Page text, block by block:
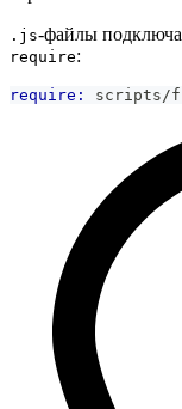
.js-файлы
require:
require: scripts/